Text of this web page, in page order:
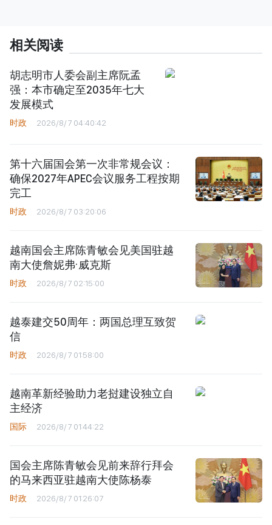
相关阅读
胡志明市人委会副主席阮孟
强：本市确定至2035年七大
发展模式
时政 2026/8/7 04:40:42
第十六届国会第一次非常规会议：
确保2027年APEC会议服务工程按期
完工
时政 2026/8/7 03:20:06
越南国会主席陈青敏会见美国驻越
南大使詹妮弗·威克斯
时政 2026/8/7 02:15:00
越泰建交50周年：两国总理互致贺
信
时政 2026/8/7 01:58:00
越南革新经验助力老挝建设独立自
主经济
国际 2026/8/7 01:44:22
国会主席陈青敏会见前来辞行拜会
的马来西亚驻越南大使陈杨泰
时政 2026/8/7 01:26:07